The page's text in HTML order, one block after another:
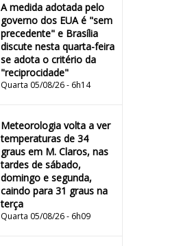
A medida adotada pelo
governo dos EUA é "sem
precedente" e Brasília
discute nesta quarta-feira
se adota o critério da
"reciprocidade"
Quarta 05/08/26 - 6h14
Meteorologia volta a ver
temperaturas de 34
graus em M. Claros, nas
tardes de sábado,
domingo e segunda,
caindo para 31 graus na
terça
Quarta 05/08/26 - 6h09